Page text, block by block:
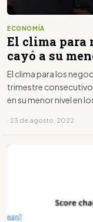
ECONOMÍA
El clima para
cayó a su
El clima para los
trimestre
en su menor nivel en
· 23 de agosto, 2022